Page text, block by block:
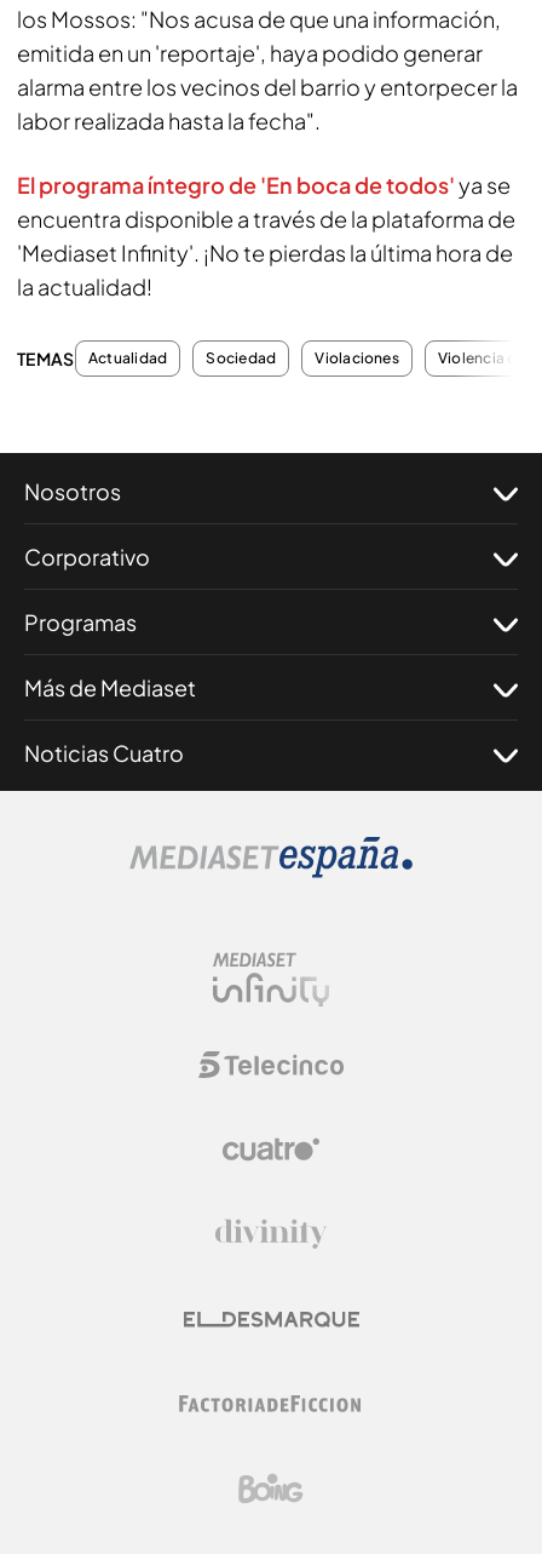
los Mossos: "Nos acusa de que una información,
emitida en un 'reportaje', haya podido generar
alarma entre los vecinos del barrio y entorpecer la
labor realizada hasta la fecha".
El programa íntegro de 'En boca de todos'ya se
encuentra disponible a través de la plataforma de
'Mediaset Infinity'. ¡No te pierdas la última hora de
la actualidad!
TEMAS Actualidad Sociedad Violaciones Violencia de
Nosotros
Corporativo
Programas
Más de Mediaset
Noticias Cuatro